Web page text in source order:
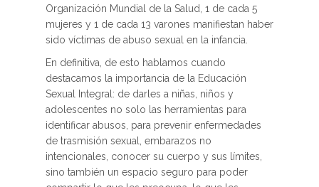
Organización Mundial de la Salud, 1 de cada 5
mujeres y 1 de cada 13 varones manifiestan haber
sido víctimas de abuso sexual en la infancia.
En definitiva, de esto hablamos cuando
destacamos la importancia de la Educación
Sexual Integral: de darles a niñas, niños y
adolescentes no solo las herramientas para
identificar abusos, para prevenir enfermedades
de trasmisión sexual, embarazos no
intencionales, conocer su cuerpo y sus límites,
sino también un espacio seguro para poder